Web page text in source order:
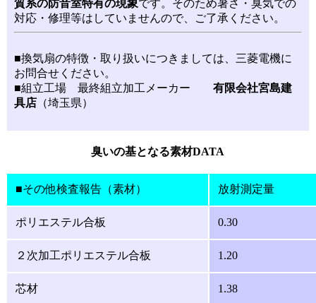
質系の防音室特有の現象です。そのため暑さ・臭気での
対応・修理等はしていませんので、ご了承ください。
■換気扇の特徴・取り扱いにつきましては、三菱電機に
お問合せください。
■組立工場 最終組立加工メーカー 有限会社宮島建
具店 （埼玉県）
臭いの基となる素材DATA
■その他検査報告（素材） 放射測定量
ポリエステル合板 0.30
２次加工ポリエステル合板 1.20
芯材 1.38